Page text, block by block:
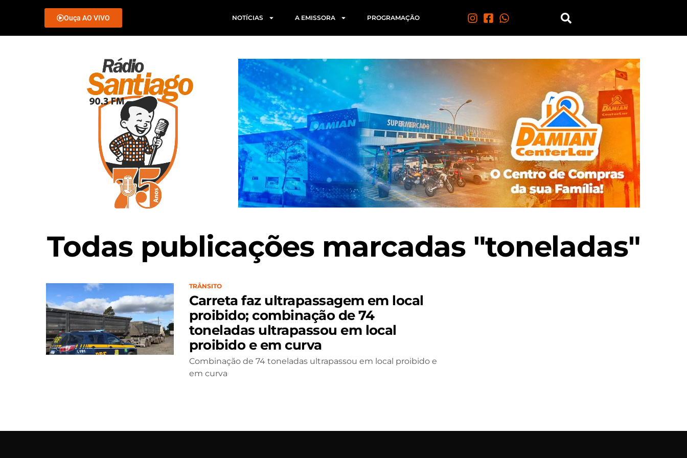
Ouça AO VIVO NOTÍCIAS A EMISSORA PROGRAMAÇÃO
Todas publicações marcadas "toneladas"
TRÂNSITO
Carreta faz ultrapassagem em local
proibido; combinação de 74
toneladas ultrapassou em local
proibido e em curva
Combinação de 74 toneladas ultrapassou em local proibido e
em curva